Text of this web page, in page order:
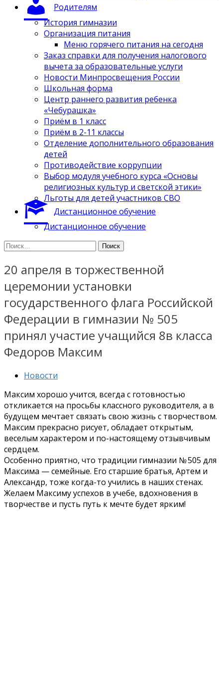
Родителям
История гимназии
Организация питания
Меню горячего питания на сегодня
Заказ справки для получения налогового
вычета за образовательные услуги
Новости Минпросвещения России
Школьная форма
Центр раннего развития ребенка
«Чебурашка»
Приём в 1 класс
Приём в 2-11 классы
Отделение дополнительного образования
детей
Противодействие коррупции
Выбор модуля учебного курса «Основы
религиозных культур и светской этики»
Льготы для детей участников СВО
Дистанционное обучение
Дистанционное обучение
Найти:
20 апреля в торжественной
церемонии установки
государственного флага Российской
Федерации в гимназии № 505
принял участие учащийся 8в класса
Федоров Максим
Новости
Максим хорошо учится, всегда с готовностью
откликается на просьбы классного руководителя, а в
будущем мечтает связать свою жизнь с творчеством.
Максим прекрасно рисует, обладает открытым,
веселым характером и по-настоящему отзывчивым
сердцем.
Особенно приятно, что традиции гимназии № 505 для
Максима — семейные. Его старшие братья, Артем и
Александр, тоже когда-то учились в наших стенах.
Желаем Максиму успехов в учебе, вдохновения в
творчестве и пусть путь к мечте будет ярким!